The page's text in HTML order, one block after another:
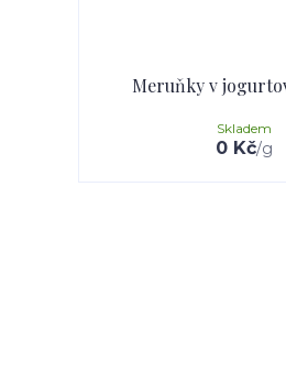
Meruňky v
0 Kč/g
Skladem